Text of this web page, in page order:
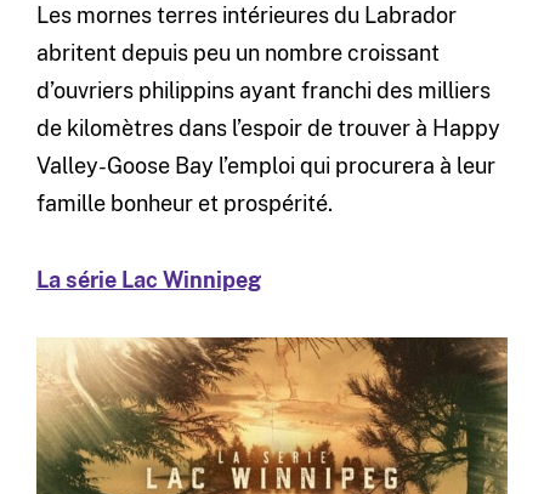
Les mornes terres intérieures du Labrador
abritent depuis peu un nombre croissant
d’ouvriers philippins ayant franchi des milliers
de kilomètres dans l’espoir de trouver à Happy
Valley-Goose Bay l’emploi qui procurera à leur
famille bonheur et prospérité.
La série Lac Winnipeg